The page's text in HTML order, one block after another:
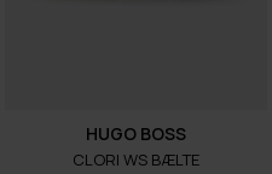
HUGO BOSS
CLORI WS BÆLTE